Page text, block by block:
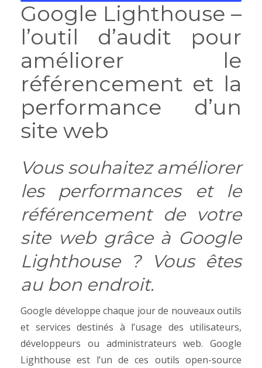
Google Lighthouse –
l’outil d’audit pour
améliorer le
référencement et la
performance d’un
site web
Vous souhaitez améliorer
les performances et le
référencement de votre
site web grâce à Google
Lighthouse ? Vous êtes
au bon endroit.
Google développe chaque jour de nouveaux outils
et services destinés à l’usage des utilisateurs,
développeurs ou administrateurs web. Google
Lighthouse est l’un de ces outils open-source